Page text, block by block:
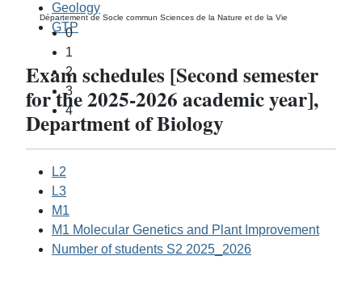
Département de Socle commun Sciences de la Nature et de la Vie
0
1
2
3
4
Geology
GTP
Exam schedules [Second semester
for the 2025-2026 academic year],
Department of Biology
L2
L3
M1
M1 Molecular Genetics and Plant Improvement
Number of students S2 2025_2026